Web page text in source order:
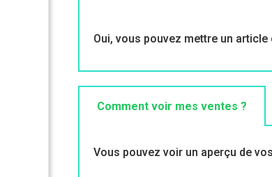
Oui, vous pouvez mettre un
Comment voir mes ventes ?
Vous pouvez voir un aperçu de